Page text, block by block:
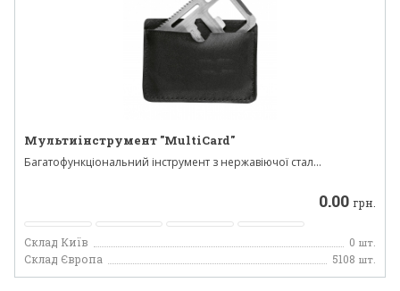
Мультиінструмент "MultiCard"
Багатофункціональний інструмент з нержавіючої стал...
0.00 грн.
Склад Київ 0 шт.
Склад Європа 5108 шт.